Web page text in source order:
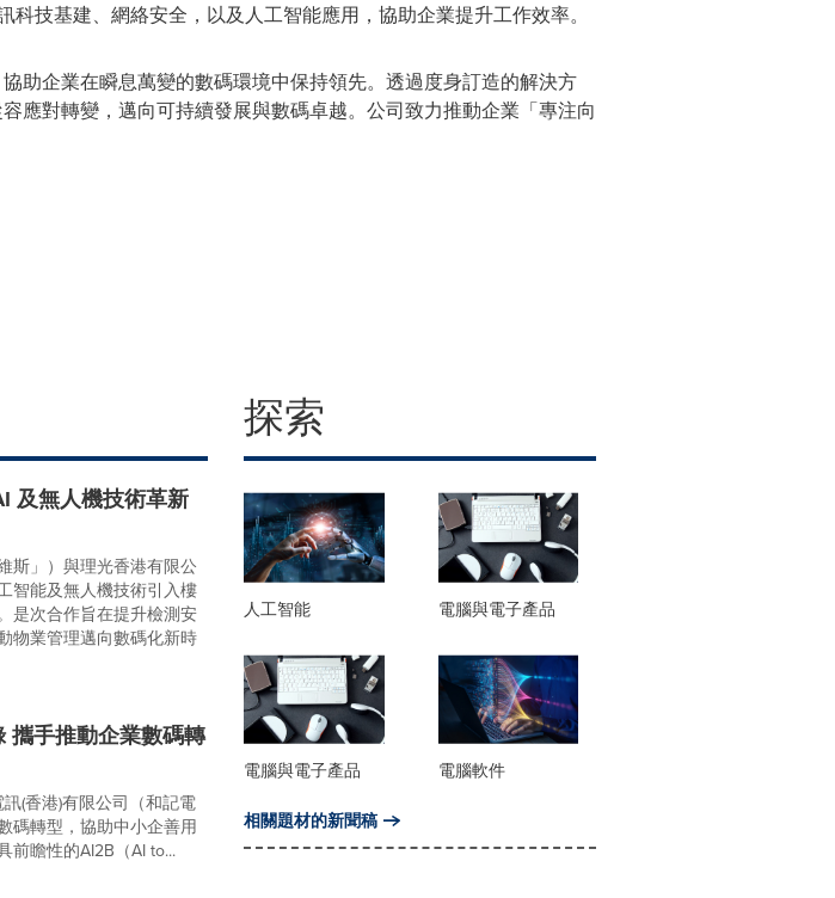
技基建、網絡安全，以及人工智能應用，協助企業提升工作效率。
助企業在瞬息萬變的數碼環境中保持領先。透過度身訂造的解決方
應對轉變，邁向可持續發展與數碼卓越。公司致力推動企業「專注向
及無人機技術革新
斯」）與理光香港有限公
智能及無人機技術引入樓
是次合作旨在提升檢測安
物業管理邁向數碼化新時
攜手推動企業數碼轉
(香港)有限公司（和記電
碼轉型，協助中小企善用
前瞻性的AI2B（AI to...
探索
人工智能 電腦與電子產品
電腦與電子產品 電腦軟件
相關題材的新聞稿